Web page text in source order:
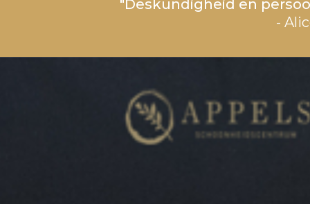
"Deskundigheid en
-